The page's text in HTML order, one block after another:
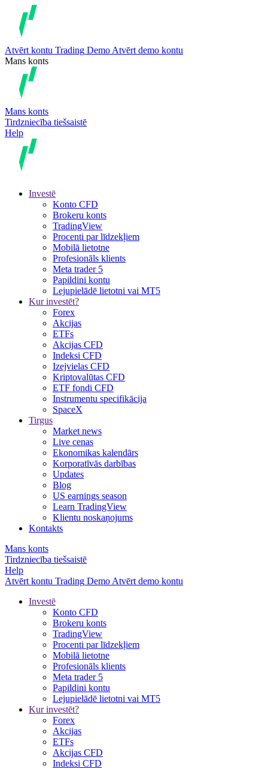
Atvērt kontu Trading Demo Atvērt demo kontu
Mans konts
Mans konts
Tirdzniecība tiešsaistē
Help
Investē
Konto CFD
Brokeru konts
TradingView
Procenti par līdzekļiem
Mobilā lietotne
Profesionāls klients
Meta trader 5
Papildini kontu
Lejupielādē lietotni vai MT5
Kur investēt?
Forex
Akcijas
ETFs
Akcijas CFD
Indeksi CFD
Izejvielas CFD
Kriptovalūtas CFD
ETF fondi CFD
Instrumentu specifikācija
SpaceX
Tirgus
Market news
Live cenas
Ekonomikas kalendārs
Korporatīvās darbības
Updates
Blog
US earnings season
Learn TradingView
Klientu noskaņojums
Kontakts
Mans konts
Tirdzniecība tiešsaistē
Help
Atvērt kontu Trading Demo Atvērt demo kontu
Investē
Konto CFD
Brokeru konts
TradingView
Procenti par līdzekļiem
Mobilā lietotne
Profesionāls klients
Meta trader 5
Papildini kontu
Lejupielādē lietotni vai MT5
Kur investēt?
Forex
Akcijas
ETFs
Akcijas CFD
Indeksi CFD